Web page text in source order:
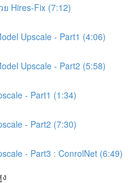
ย Hires-Fix (7:12)
Upscale - Part1 (4:06)
Upscale - Part2 (5:58)
- Part1 (1:34)
- Part2 (7:30)
- Part3 : ConrolNet (6:49)